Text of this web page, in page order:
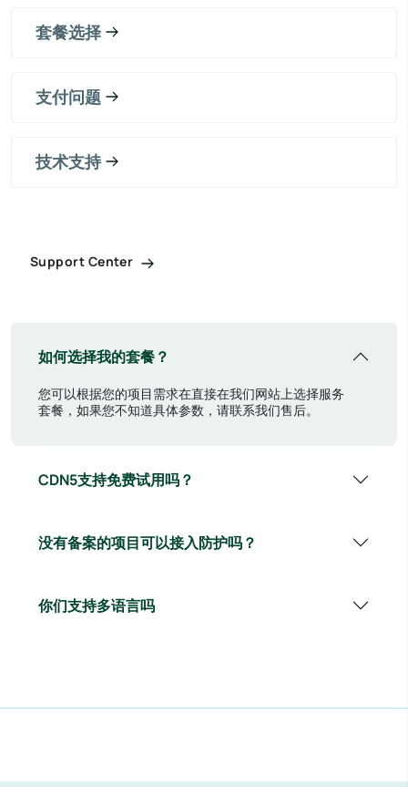
套餐选择
支付问题
技术支持
Support Center
如何选择我的套餐？
您可以根据您的项目需求在直接在我们网站上选择服务
套餐，如果您不知道具体参数，请联系我们售后。
CDN5支持免费试用吗？
没有备案的项目可以接入防护吗？
你们支持多语言吗